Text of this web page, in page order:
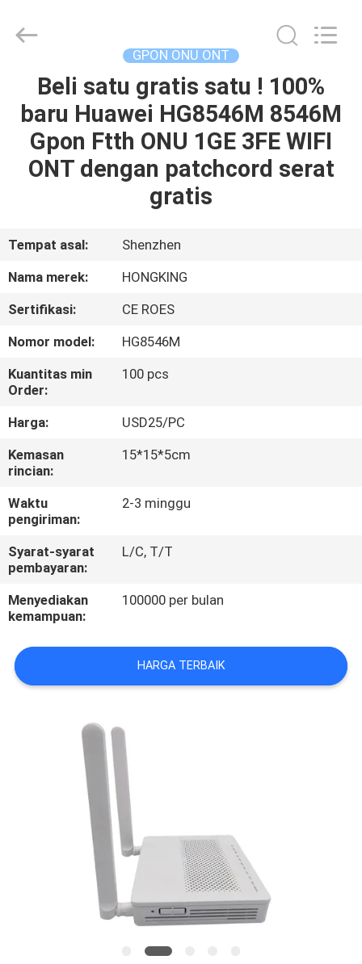
RUMAH
PRODUK
TUR
KONTROL
KUALITAS
HUBUNGI
KAMI
PERMINTAAN
PENAWARAN
SITEMAP
POLICY
LIMITED.
GPON ONU ONT
Beli satu gratis satu ! 100%
baru Huawei HG8546M 8546M
Gpon Ftth ONU 1GE 3FE WIFI
ONT dengan patchcord serat
gratis
Tempat asal:
Shenzhen
Nama merek:
HONGKING
Sertifikasi:
CE ROES
Nomor model:
HG8546M
Kuantitas min
Order:
100 pcs
Harga:
USD25/PC
Kemasan
rincian:
15*15*5cm
Waktu
pengiriman:
2-3 minggu
Syarat-syarat
pembayaran:
L/C, T/T
Menyediakan
kemampuan:
100000 per bulan
HARGA TERBAIK